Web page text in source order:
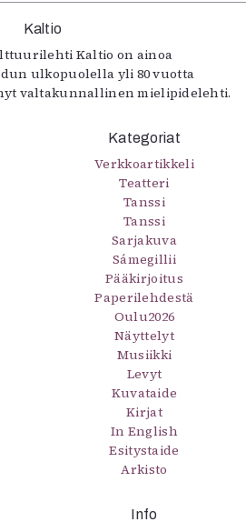
Kaltio
Kaltio on ainoa
ulkopuolella yli 80 vuotta
valtakunnallinen mielipidelehti.
Kategoriat
Verkkoartikkeli
Teatteri
Tanssi
Tanssi
Sarjakuva
Sámegillii
Pääkirjoitus
Paperilehdestä
Oulu2026
Näyttelyt
Musiikki
Levyt
Kuvataide
Kirjat
In English
Esitystaide
Arkisto
Info